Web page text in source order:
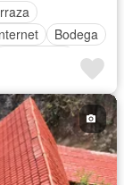
Bodega